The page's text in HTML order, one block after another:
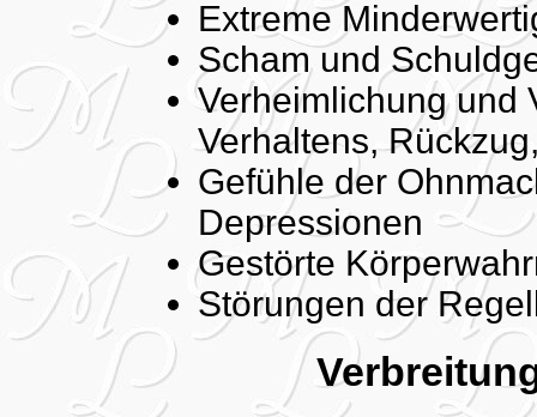
Extreme
Scham und
Verheimlichung und
Verhaltens,
Gefühle der
Depressionen
Gestörte
Störungen der